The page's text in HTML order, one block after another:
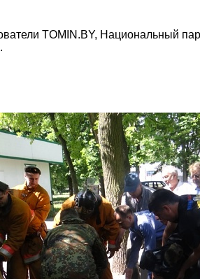
TOMIN.BY, Национальный